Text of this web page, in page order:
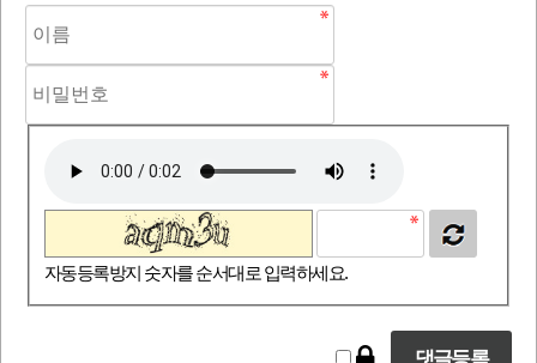
자동등록방지 숫자를 순서대로 입력하세요.